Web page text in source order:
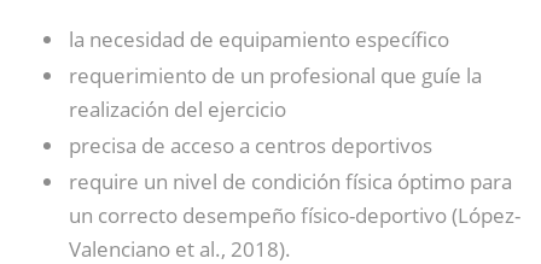
la necesidad de equipamiento específico
requerimiento de un profesional que guíe la
realización del ejercicio
precisa de acceso a centros deportivos
require un nivel de condición física óptimo para
un correcto desempeño físico-deportivo (López-
Valenciano et al., 2018).